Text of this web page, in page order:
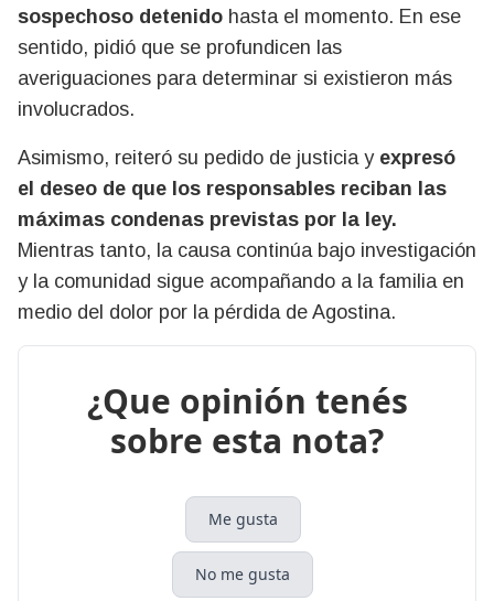
sospechoso detenido hasta el momento. En ese
sentido, pidió que se profundicen las
averiguaciones para determinar si existieron más
involucrados.
Asimismo, reiteró su pedido de justicia y expresó
el deseo de que los responsables reciban las
máximas condenas previstas por la ley.
Mientras tanto, la causa continúa bajo investigación
y la comunidad sigue acompañando a la familia en
medio del dolor por la pérdida de Agostina.
¿Que opinión tenés
sobre esta nota?
Me gusta
No me gusta